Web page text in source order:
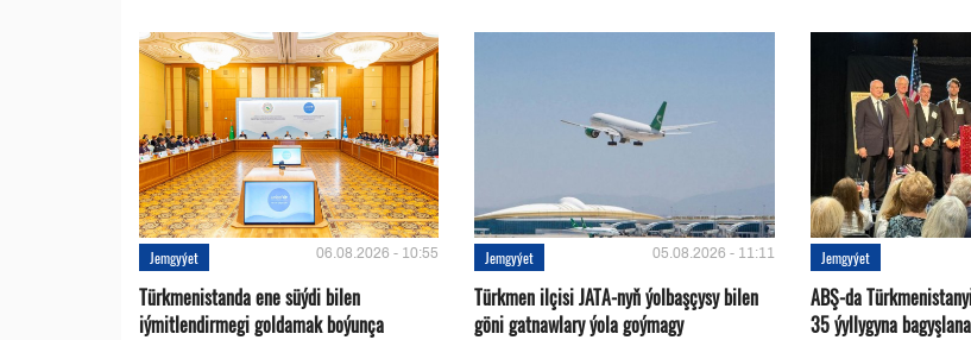
Jemgyýet 06.08.2026 - 10:55
Türkmenistanda ene süýdi bilen
iýmitlendirmegi goldamak boýunça
Jemgyýet 05.08.2026 - 11:11
Türkmen ilçisi JATA-nyň ýolbaşçysy bilen
göni gatnawlary ýola goýmagy
Jemgyýet
ABŞ-da
35 ýyllygyna